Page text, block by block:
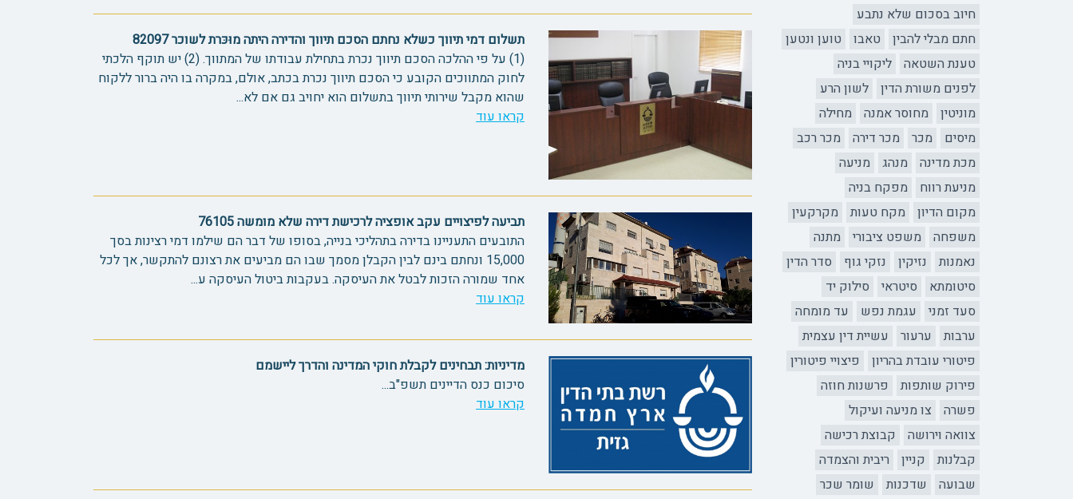
חיוב בסכום שלא נתבע
חתם מבלי להבין
טאבו
טוען ונטען
טענת השטאה
ליקויי בניה
לפנים משורת הדין
לשון הרע
מוניטין
מחוסר אמנה
מחילה
מיסים
מכר מכר דירה
מכר רכב
מכת מדינה
מנהג
מניעה
מניעת רווח
מפקח בניה
מקום הדיון
מקח טעות
מקרקעין
משפחה
משפט ציבורי
מתנה
נאמנות
נזיקין נזקי גוף
סדר הדין
סיטומתא
סיטראי
סילוק יד
סעד זמני
עגמת נפש
עד מומחה
ערבות
ערעור
עשיית דין עצמית
פיטורי עובדת בהריון
פיצויי פיטורין
פירוק שותפות
פרשנות חוזה
פשרה
צו מניעה ועיקול
צוואה וירושה
קבוצת רכישה
קבלנות
קניין
ריבית והצמדה
שבועה
שדכנות
שומר שכר
תשלום דמי תיווך כשלא נחתם הסכם תיווך והדירה היתה מוּכּרת לשוכר 82097
(1) על פי ההלכה הסכם תיווך נכרת בתחילת עבודתו של המתווך. (2) יש תוקף הלכתי
לחוק המתווכים הקובע כי הסכם תיווך נכרת בכתב, אולם, במקרה בו היה ברור ללקוח
שהוא מקבל שירותי תיווך בתשלום הוא יחויב גם אם לא...
קראו עוד
תביעה לפיצויים עקב אופציה לרכישת דירה שלא מומשה 76105
התובעים התעניינו בדירה בתהליכי בנייה, בסופו של דבר הם שילמו דמי רצינות בסך
15,000 ונחתם בינם לבין הקבלן מסמך שבו הם מביעים את רצונם להתקשר, אך לכל
אחד שמורה הזכות לבטל את העיסקה. בעקבות ביטול העיסקה ע...
קראו עוד
מדיניות: תבחינים לקבלת חוקי המדינה והדרך ליישמם
סיכום כנס הדיינים תשפ"ב...
קראו עוד